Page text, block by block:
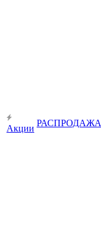
Акции
РАСПРОДАЖА